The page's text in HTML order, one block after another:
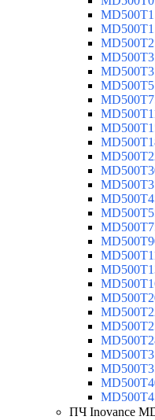
ПЧ Inovance